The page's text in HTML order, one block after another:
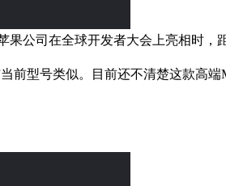
公司在全球开发者大会上亮相时
型号类似。目前还不清楚这款高